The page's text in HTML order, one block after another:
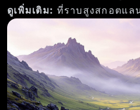
ดูเพิ่มเติม: ที่ราบสูงสกอตแล